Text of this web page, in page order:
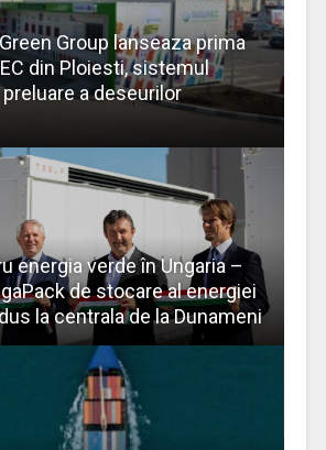
Group lanseaza prima
din Ploiesti, sistemul
a deseurilor
energia verde în Ungaria –
de stocare al energiei
la centrala de la Dunameni